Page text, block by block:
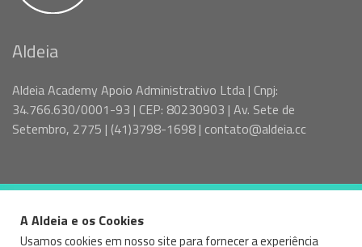
Aldeia
Aldeia Academy Apoio Administrativo Ltda | Cnpj:
34.766.630/0001-93 | CEP: 80230903 | Av. Sete de
Setembro, 2775 | (41)3798-1698 | contato@aldeia.cc
© 2026 VAGAS SPTR - ALDEIA — ALL RIGHTS RESERVED
A Aldeia e os Cookies
Usamos cookies em nosso site para fornecer a experiência